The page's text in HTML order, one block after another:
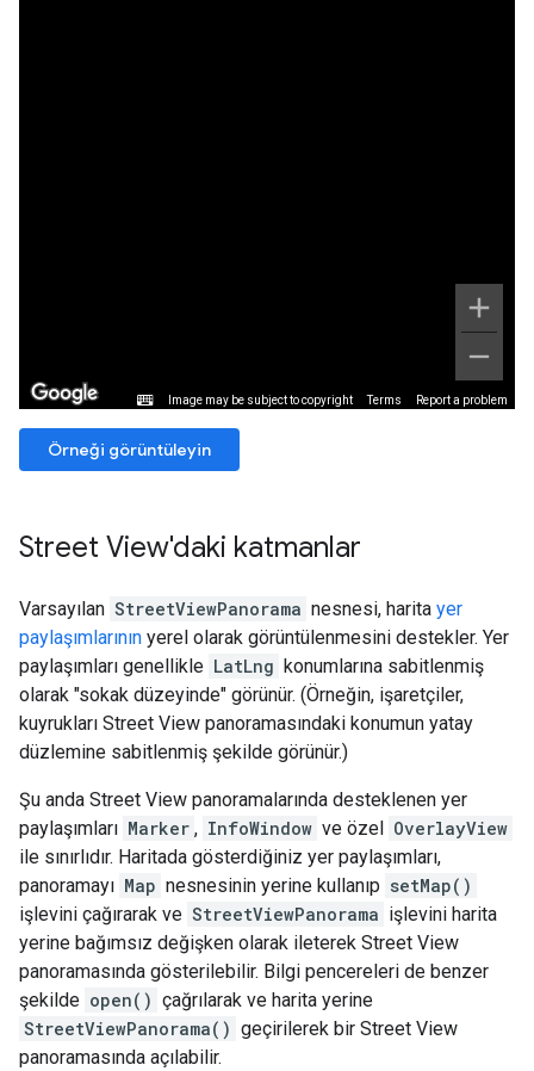
Örneği görüntüleyin
Street View'daki katmanlar
Varsayılan StreetViewPanorama nesnesi, harita yer
paylaşımlarının yerel olarak görüntülenmesini destekler. Yer
paylaşımları genellikle LatLng konumlarına sabitlenmiş
olarak "sokak düzeyinde" görünür. (Örneğin, işaretçiler,
kuyrukları Street View panoramasındaki konumun yatay
düzlemine sabitlenmiş şekilde görünür.)
Şu anda Street View panoramalarında desteklenen yer
paylaşımları Marker , InfoWindow ve özel
OverlayView
ile sınırlıdır. Haritada gösterdiğiniz yer paylaşımları,
panoramayı Map nesnesinin yerine kullanıp setMap()
işlevini çağırarak ve StreetViewPanorama işlevini harita
yerine bağımsız değişken olarak ileterek Street View
panoramasında gösterilebilir. Bilgi pencereleri de benzer
şekilde open() çağrılarak ve harita yerine
StreetViewPanorama() geçirilerek bir Street View
panoramasında açılabilir.